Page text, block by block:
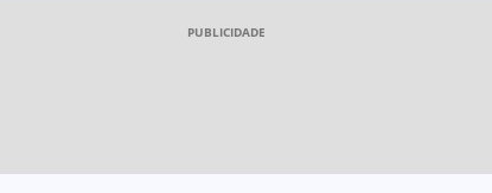
PUBLICIDADE